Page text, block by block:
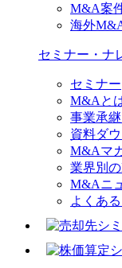
M&A案
海外
セミナー・ナ
セミナー
M&Aと
事業承
資料ダ
M&Aマ
業界別
M&Aニ
よくあ